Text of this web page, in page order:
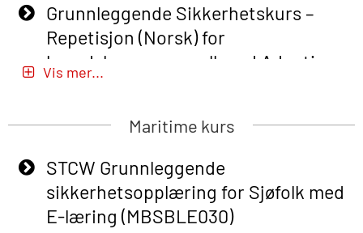
Grunnleggende Sikkerhetskurs –
Repetisjon (Norsk) for
beredskapspersonell med Adaptive
Basic Safety Training (English) – with
Basic Safety Training – Refresher
Course (English) with E-learning
(OBSBLE048)
Vis mer...
Maritime kurs
STCW Grunnleggende
sikkerhetsopplæring for Sjøfolk med
E-læring (MBSBLE030)